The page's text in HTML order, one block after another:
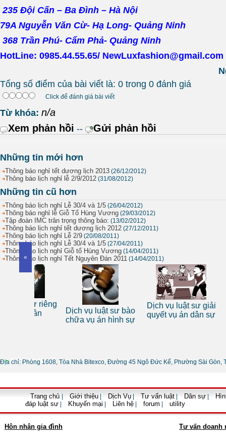
235 Đội Cấn – Ba Đình – Hà Nội
79A Nguyễn Văn Cừ- Hạ Long- Quảng Ninh
368 Trần Phú- Cẩm Phả- Quảng Ninh
HotLine: 0985.44.55.65/ NewLuxfashion@gmail.com
Tổng số điểm của bài viết là: 0 trong 0 đánh giá
Click để đánh giá bài viết
Từ khóa: n/a
Xem phản hồi -- Gửi phản hồi
Những tin mới hơn
Thông báo nghỉ tết dương lịch 2013 (26/12/2012)
Thông báo lịch nghỉ lễ 2/9/2012 (31/08/2012)
Những tin cũ hơn
Thông báo lịch nghỉ Lễ 30/4 và 1/5 (26/04/2012)
Thông báo nghỉ lễ Giỗ Tổ Hùng Vương (29/03/2012)
Tập đoàn IMC trân trọng thông báo: (13/02/2012)
Thông báo lịch nghỉ tết dương lịch 2012 (27/12/2011)
Thông báo lịch nghỉ Lễ 2/9 (20/08/2011)
Thông báo lịch nghỉ Lễ 30/4 và 1/5 (27/04/2011)
Thông báo lịch nghỉ Giỗ tổ Hùng Vương (14/04/2011)
Thông báo lịch nghỉ Tết Nguyên Đán 2011 (14/04/2011)
«
Dịch vụ luật sư bào
chữa vụ án hình sự
Dịch vụ luật sư giải
quyết vụ án dân sự
Tư
• Thông tin liên hệ
Địa chỉ: Phòng 1608, Tòa Nhà Bitexco, Đường 45 Ngô Đức Kế, Phường Sài Gòn,
Trang chủ Giới thiệu Dịch Vụ Tư vấn luật Dân sự
đáp luật sư
Khuyến mại Liên hệ forum utility
Hôn nhân gia đình Tư vấn doanh